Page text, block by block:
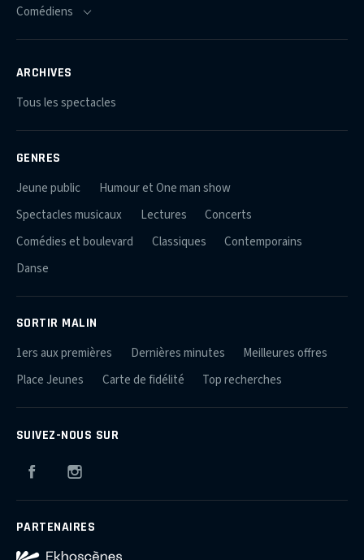
ARCHIVES
Tous les spectacles
GENRES
Jeune public
Humour et One man show
Spectacles musicaux
Lectures
Concerts
Comédies et boulevard
Classiques
Contemporains
Danse
SORTIR MALIN
1ers aux premières Dernières minutes
Meilleures offres
Place Jeunes
Carte de fidélité Top recherches
SUIVEZ-NOUS SUR
Facebook
PARTENAIRES